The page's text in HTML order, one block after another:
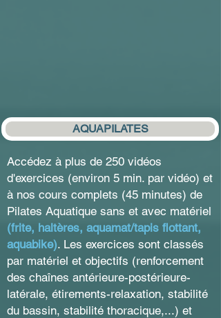
AQUAPILATES
Accédez à plus de 250 vidéos
d'exercices (environ 5 min. par vidéo) et
à nos cours complets (45 minutes) de
Pilates Aquatique sans et avec matériel
(frite, haltères, aquamat/tapis flottant,
aquabike). Les exercices sont classés
par matériel et objectifs (renforcement
des chaînes antérieure-postérieure-
latérale, étirements-relaxation, stabilité
du bassin, stabilité thoracique,...) et